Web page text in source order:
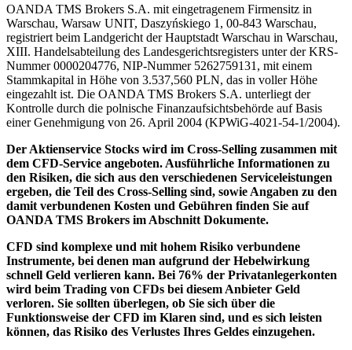
OANDA TMS Brokers S.A. mit eingetragenem Firmensitz in
Warschau, Warsaw UNIT, Daszyńskiego 1, 00-843 Warschau,
registriert beim Landgericht der Hauptstadt Warschau in Warschau,
XIII. Handelsabteilung des Landesgerichtsregisters unter der KRS-
Nummer 0000204776, NIP-Nummer 5262759131, mit einem
Stammkapital in Höhe von 3.537,560 PLN, das in voller Höhe
eingezahlt ist. Die OANDA TMS Brokers S.A. unterliegt der
Kontrolle durch die polnische Finanzaufsichtsbehörde auf Basis
einer Genehmigung von 26. April 2004 (KPWiG-4021-54-1/2004).
Der Aktienservice Stocks wird im Cross-Selling zusammen mit
dem CFD-Service angeboten. Ausführliche Informationen zu
den Risiken, die sich aus den verschiedenen Serviceleistungen
ergeben, die Teil des Cross-Selling sind, sowie Angaben zu den
damit verbundenen Kosten und Gebühren finden Sie auf
OANDA TMS Brokers im Abschnitt Dokumente.
CFD sind komplexe und mit hohem Risiko verbundene
Instrumente, bei denen man aufgrund der Hebelwirkung
schnell Geld verlieren kann. Bei 76% der Privatanlegerkonten
wird beim Trading von CFDs bei diesem Anbieter Geld
verloren. Sie sollten überlegen, ob Sie sich über die
Funktionsweise der CFD im Klaren sind, und es sich leisten
können, das Risiko des Verlustes Ihres Geldes einzugehen.